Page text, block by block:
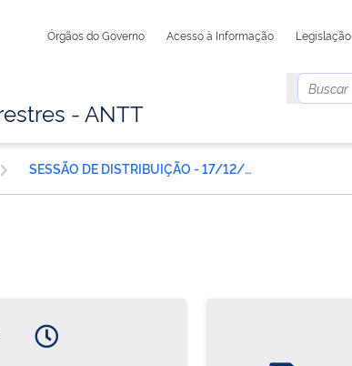
Órgãos do Governo Acesso à Informação Legislação
- ANTT
SESSÃO DE DISTRIBUIÇÃO - 17/12/2025